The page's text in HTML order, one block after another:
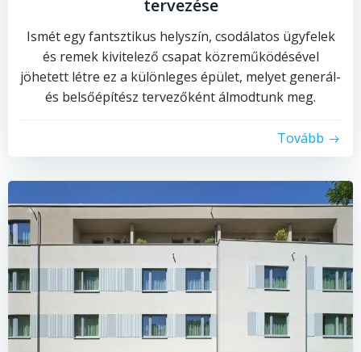
tervezése
Ismét egy fantsztikus helyszín, csodálatos ügyfelek
és remek kivitelező csapat közreműködésével
jöhetett létre ez a különleges épület, melyet generál-
és belsőépítész tervezőként álmodtunk meg.
Tovább